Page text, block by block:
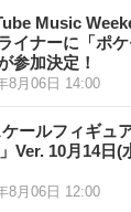
Music
イナーに「ポ
参加決定！
8月06日 14:00
ケールフィギュ
Ver. 10月14日(
8月06日 12:00